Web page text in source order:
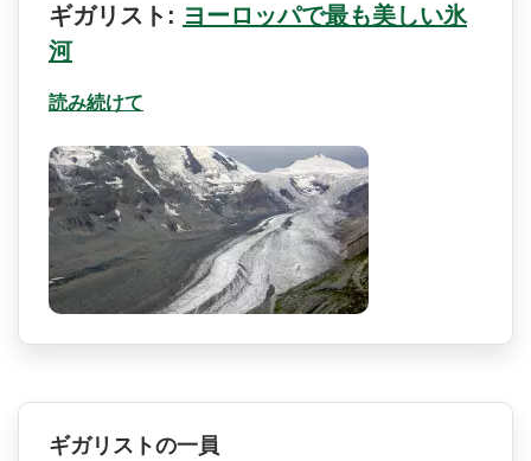
ギガリスト: ヨーロッパで最も美しい氷
河
読み続けて
ギガリストの一員